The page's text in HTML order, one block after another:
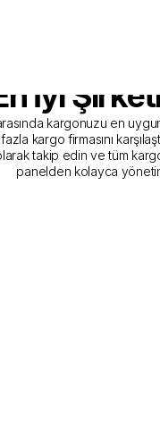
- Muğla
Hizmeti
İyi
kargonuzu en
kargo firmasını
takip edin ve tüm
panelden kolayca